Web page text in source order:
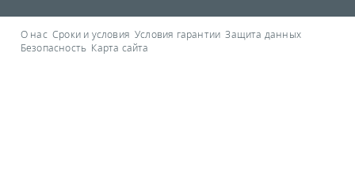
О нас Сроки и условия Условия гарантии Защита данных
Безопасность Карта сайта